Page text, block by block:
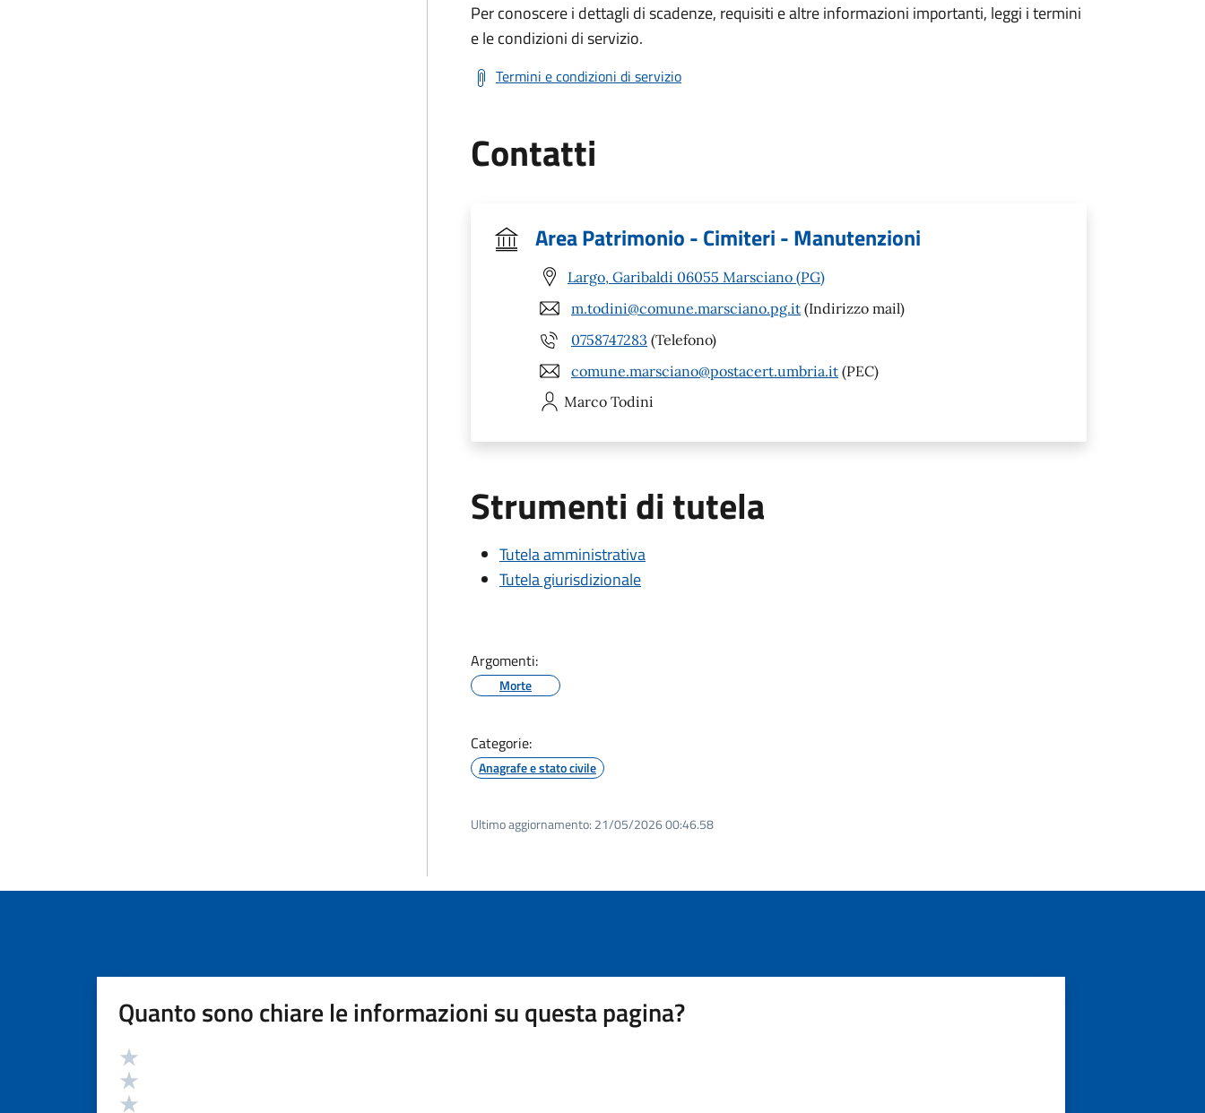
Per conoscere i dettagli di scadenze, requisiti e altre informazioni importanti, leggi i termini
e le condizioni di servizio.
Termini e condizioni di servizio
Contatti
Area Patrimonio - Cimiteri - Manutenzioni
Largo, Garibaldi 06055 Marsciano (PG)
m.todini@comune.marsciano.pg.it (Indirizzo mail)
0758747283 (Telefono)
comune.marsciano@postacert.umbria.it (PEC)
Marco Todini
Strumenti di tutela
Tutela amministrativa
Tutela giurisdizionale
Argomenti:
Morte
Categorie:
Anagrafe e stato civile
Ultimo aggiornamento: 21/05/2026 00:46.58
Quanto sono chiare le informazioni su questa pagina?
Valutazione